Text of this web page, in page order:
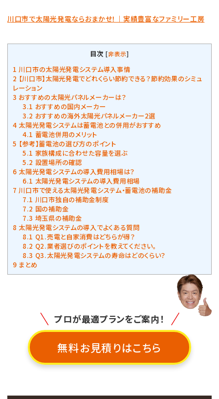
川口市で太陽光発電ならおまかせ！｜実績豊富なファミリー工房
目次 [非表示]
1 川口市の太陽光発電システム導入事情
2 【川口市】太陽光発電でどれくらい節約できる？節約効果のシミュ
レーション
3 おすすめの太陽光パネルメーカーは？
3.1 おすすめの国内メーカー
3.2 おすすめの海外太陽光パネルメーカー2選
4 太陽光発電システムは蓄電池との併用がおすすめ
4.1 蓄電池併用のメリット
5 【参考】蓄電池の選び方のポイント
5.1 家族構成に合わせた容量を選ぶ
5.2 設置場所の確認
6 太陽光発電システムの導入費用相場は？
6.1 太陽光発電システムの導入費用相場
7 川口市で使える太陽光発電システム・蓄電池の補助金
7.1 川口市独自の補助金制度
7.2 国の補助金
7.3 埼玉県の補助金
8 太陽光発電システムの導入でよくある質問
8.1 Q1.売電と自家消費はどちらが得？
8.2 Q2.業者選びのポイントを教えてください。
8.3 Q3.太陽光発電システムの寿命はどのくらい？
9 まとめ
プロが最適プランをご案内！
無料お見積りはこちら